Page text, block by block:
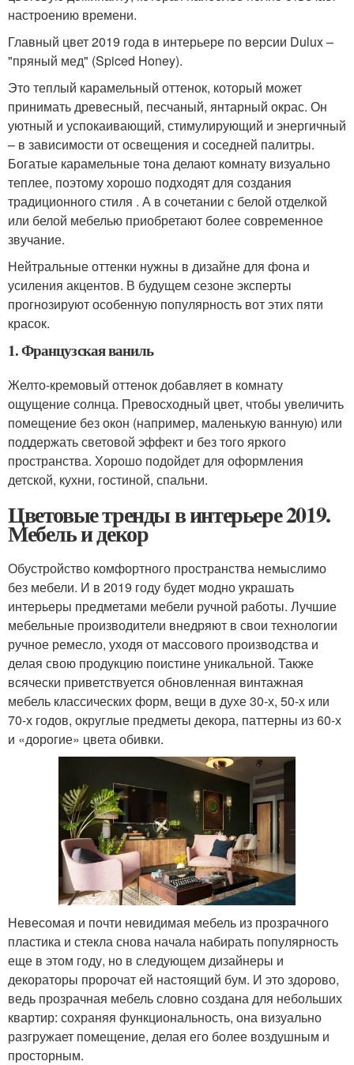
настроению времени.
Главный цвет 2019 года в интерьере по версии Dulux –
"пряный мед" (Spiced Honey).
Это теплый карамельный оттенок, который может
принимать древесный, песчаный, янтарный окрас. Он
уютный и успокаивающий, стимулирующий и энергичный
– в зависимости от освещения и соседней палитры.
Богатые карамельные тона делают комнату визуально
теплее, поэтому хорошо подходят для создания
традиционного стиля . А в сочетании с белой отделкой
или белой мебелью приобретают более современное
звучание.
Нейтральные оттенки нужны в дизайне для фона и
усиления акцентов. В будущем сезоне эксперты
прогнозируют особенную популярность вот этих пяти
красок.
1. Французская ваниль
Желто-кремовый оттенок добавляет в комнату
ощущение солнца. Превосходный цвет, чтобы увеличить
помещение без окон (например, маленькую ванную) или
поддержать световой эффект и без того яркого
пространства. Хорошо подойдет для оформления
детской, кухни, гостиной, спальни.
Цветовые тренды в интерьере 2019.
Мебель и декор
Обустройство комфортного пространства немыслимо
без мебели. И в 2019 году будет модно украшать
интерьеры предметами мебели ручной работы. Лучшие
мебельные производители внедряют в свои технологии
ручное ремесло, уходя от массового производства и
делая свою продукцию поистине уникальной. Также
всячески приветствуется обновленная винтажная
мебель классических форм, вещи в духе 30-х, 50-х или
70-х годов, округлые предметы декора, паттерны из 60-х
и «дорогие» цвета обивки.
Невесомая и почти невидимая мебель из прозрачного
пластика и стекла снова начала набирать популярность
еще в этом году, но в следующем дизайнеры и
декораторы пророчат ей настоящий бум. И это здорово,
ведь прозрачная мебель словно создана для небольших
квартир: сохраняя функциональность, она визуально
разгружает помещение, делая его более воздушным и
просторным.